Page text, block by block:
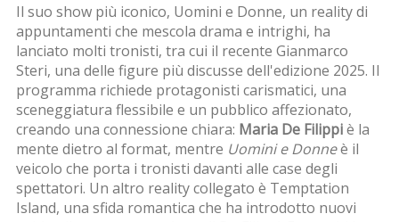
Il suo show più iconico, Uomini e Donne, un reality di
appuntamenti che mescola drama e intrighi, ha
lanciato molti tronisti, tra cui il recente Gianmarco
Steri, una delle figure più discusse dell'edizione 2025. Il
programma richiede protagonisti carismatici, una
sceneggiatura flessibile e un pubblico affezionato,
creando una connessione chiara: Maria De Filippiè la
mente dietro al format, mentre Uomini e Donneè il
veicolo che porta i tronisti davanti alle case degli
spettatori. Un altro reality collegato è Temptation
Island, una sfida romantica che ha introdotto nuovi